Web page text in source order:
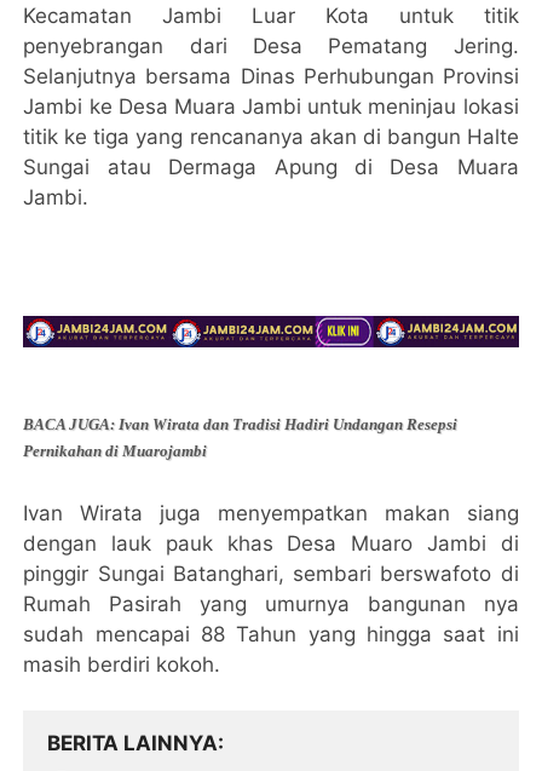
Kecamatan Jambi Luar Kota untuk titik
penyebrangan dari Desa Pematang Jering.
Selanjutnya bersama Dinas Perhubungan Provinsi
Jambi ke Desa Muara Jambi untuk meninjau lokasi
titik ke tiga yang rencananya akan di bangun Halte
Sungai atau Dermaga Apung di Desa Muara
Jambi.
BACA JUGA: Ivan Wirata dan Tradisi Hadiri Undangan Resepsi
Pernikahan di Muarojambi
Ivan Wirata juga menyempatkan makan siang
dengan lauk pauk khas Desa Muaro Jambi di
pinggir Sungai Batanghari, sembari berswafoto di
Rumah Pasirah yang umurnya bangunan nya
sudah mencapai 88 Tahun yang hingga saat ini
masih berdiri kokoh.
BERITA LAINNYA